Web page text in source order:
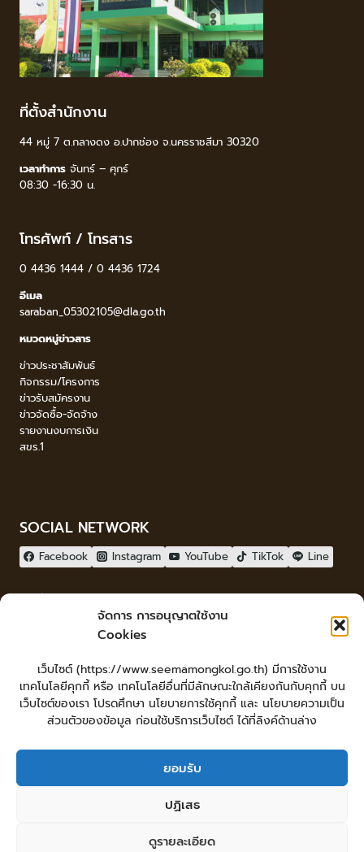
จัดการ การอนุญาตใช้งาน
Cookies
เว็บไซต์ (https://www.seemamongkol.go.th) มีการใช้งาน
เทคโนโลยีคุกกี้ หรือ เทคโนโลยีอื่นที่มีลักษณะใกล้เคียงกันกับคุกกี้ บน
เว็บไซต์ของเรา โปรดศึกษา นโยบายการใช้คุกกี้ และ นโยบายความเป็น
ส่วนตัวของข้อมูล ก่อนใช้บริการเว็บไซต์ ได้ที่ลิงค์ด้านล่าง
ยอมรับ
ปฏิเสธ
ดูรายละเอียด
ที่ตั้งสำนักงาน
44 หมู่ 7 ต.กลางดง อ.ปากช่อง จ.นครราชสีมา 30320
เวลาทำการ จันทร์ – ศุกร์
08:30 -16:30 น.
โทรศัพท์ / โทรสาร
0 4436 1444 / 0 4436 1724
อีเมล
saraban_05302105@dla.go.th
หมวดหมู่ข่าวสาร
ข่าวประชาสัมพันธ์
กิจกรรม/โครงการ
ข่าวรับสมัครงาน
ข่าวจัดซื้อ-จัดจ้าง
รายงานงบการเงิน
สขร.1
SOCIAL NETWORK
Facebook Instagram YouTube TikTok Line
LopburiWebdesign.com
Login
เข้าสู่ระบบ
หน้าหลัก ยื่นคำร้องทั่วไป
ร้องเรียน-ร้องทุกข์ แสดงความคิดเห็น
ศูนย์ข้อมูลข่าวสารเทศบาลตำบลสีมามงคล